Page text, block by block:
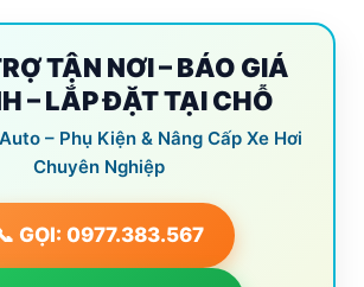
TẬN NƠI – BÁO GIÁ
– LẮP ĐẶT TẠI CHỖ
– Phụ Kiện & Nâng Cấp Xe Hơi
Chuyên Nghiệp
GỌI: 0977.383.567